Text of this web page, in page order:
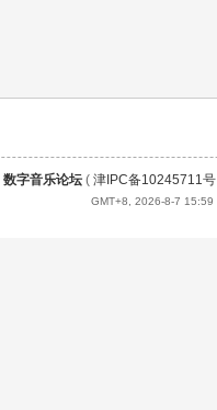
数字音乐论坛 ( 津IPC备10245711号
GMT+8, 2026-8-7 15:59